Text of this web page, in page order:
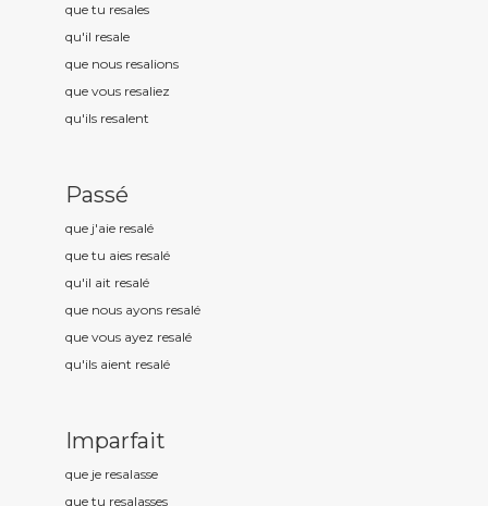
que tu resales
qu'il resale
que nous resalions
que vous resaliez
qu'ils resalent
Passé
que j'aie resalé
que tu aies resalé
qu'il ait resalé
que nous ayons resalé
que vous ayez resalé
qu'ils aient resalé
Imparfait
que je resalasse
que tu resalasses